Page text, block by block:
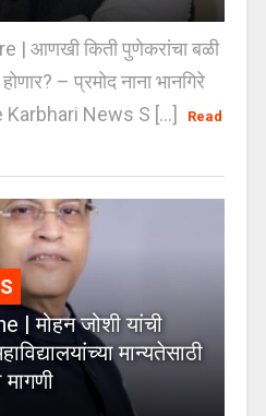
| आणखी किती पुणेकरांचा बळी
– प्रमोद नाना भानगिरे
News S [...]
Read
| मोहन जोशी यांची
मान्यतेसाठी
मागणी